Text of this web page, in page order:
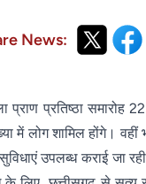
News:
प्राण प्रतिष्ठा समारोह
में लोग शामिल होंगे। वहीं
उपलब्ध कराई जा